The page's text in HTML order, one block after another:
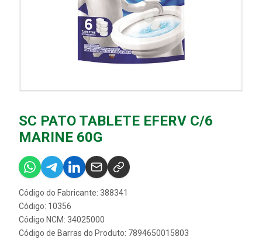
SC PATO TABLETE EFERV C/6
MARINE 60G
Código do Fabricante: 388341
Código: 10356
Código NCM: 34025000
Código de Barras do Produto: 7894650015803